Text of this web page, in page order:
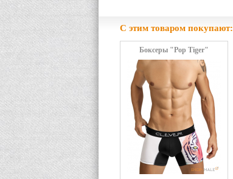
С этим товаром покупают:
Боксеры "Pop Tiger"